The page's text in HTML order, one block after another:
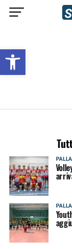
Open